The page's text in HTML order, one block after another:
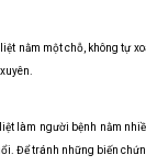
nằm một chỗ, không tự
làm người bệnh nằm
Để tránh những biến